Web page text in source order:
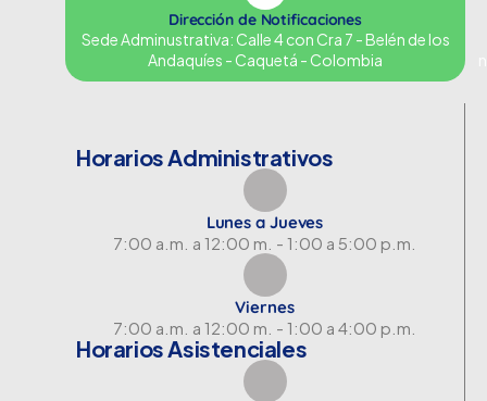
Dirección de Notificaciones
Sede Adminustrativa: Calle 4 con Cra 7 - Belén de los
Andaquíes - Caquetá - Colombia
Horarios Administrativos
Lunes a Jueves
7:00 a.m. a 12:00 m. - 1:00 a 5:00 p.m.
Viernes
7:00 a.m. a 12:00 m. - 1:00 a 4:00 p.m.
Horarios Asistenciales